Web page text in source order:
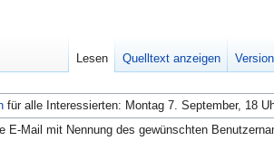
für alle Interessierten: Montag 7. September, 18
E-Mail mit Nennung des gewünschten
Lesen Quelltext anzeigen